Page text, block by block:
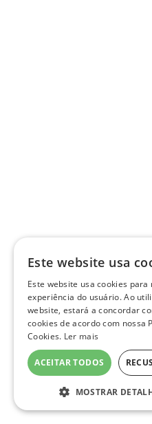
Este website usa
Este website usa cookies
experiência do usuário. Ao
website, estará a concordar
cookies de acordo com nossa
Cookies. Ler mais
ACEITAR TODOS
MOSTRAR